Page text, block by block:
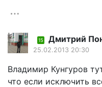
15 Дмитрий
25.02.2013 20:30
Владимир Кунгуров
что если исключить